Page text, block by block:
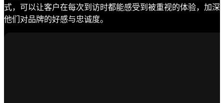
式，可以让客户在每次到访时都能感受到被重视的体验，加深
他们对品牌的好感与忠诚度。